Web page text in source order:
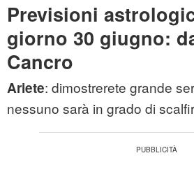
Previsioni
giorno 30 giugno:
Cancro
Ariete: dimostrerete grande
nessuno sarà in grado di